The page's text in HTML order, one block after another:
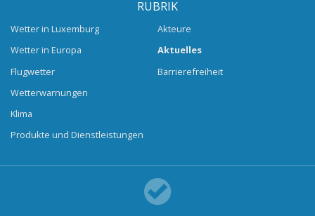
RUBRIK
Wetter in Luxemburg
Wetter in Europa
Flugwetter
Wetterwarnungen
Klima
Produkte und Dienstleistungen
Akteure
Aktuelles
Barrierefreiheit